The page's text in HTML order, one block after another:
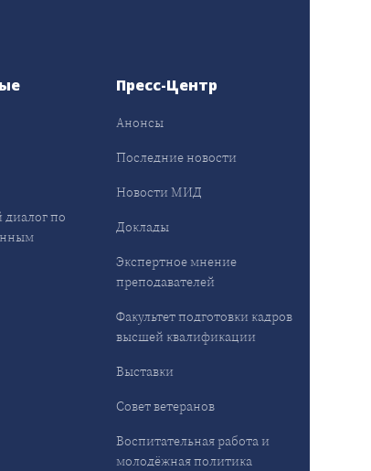
по
Пресс-Центр
Анонсы
Последние новости
Новости МИД
Доклады
Экспертное мнение
преподавателей
Факультет подготовки кадров
высшей квалификации
Выставки
Совет ветеранов
Воспитательная работа и
молодёжная политика